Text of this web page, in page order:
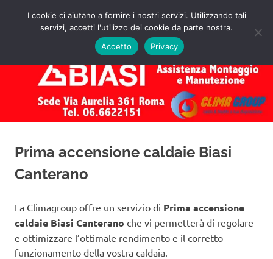
Assistenza
Caldaie
Biasi
Roma
Preventivo!
MENU
Prima accensione caldaie Biasi
Canterano
La Climagroup offre un servizio di Prima accensione
caldaie Biasi Canterano che vi permetterà di regolare
e ottimizzare l’ottimale rendimento e il corretto
funzionamento della vostra caldaia.
I cookie ci aiutano a fornire i nostri servizi. Utilizzando tali
servizi, accetti l'utilizzo dei cookie da parte nostra.
Accetto
Privacy